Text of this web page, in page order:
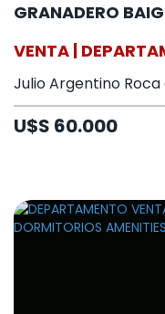
GRANADERO
VENTA |
Julio Argentino Roca
U$S 60.000